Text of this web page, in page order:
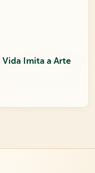
Vida Imita a Arte